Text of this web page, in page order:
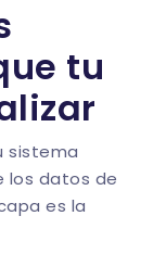
tu
sistema
los datos de
es la